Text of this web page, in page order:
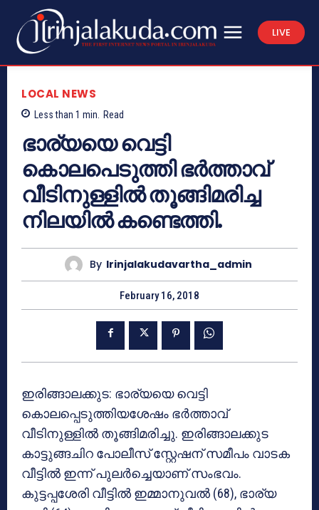
LIVE
LOCAL NEWS
Less than 1 min. Read
ഭാര്യയെ വെട്ടി
കൊലപെടുത്തി ഭര്‍ത്താവ്
വീടിനുള്ളില്‍ തൂങ്ങിമരിച്ച
നിലയില്‍ കണ്ടെത്തി.
By Irinjalakudavartha_admin
February 16, 2018
ഇരിങ്ങാലക്കുട: ഭാര്യയെ വെട്ടി
കൊലപ്പെടുത്തിയശേഷം ഭര്‍ത്താവ്
വീടിനുള്ളില്‍ തൂങ്ങിമരിച്ചു. ഇരിങ്ങാലക്കുട
കാട്ടുങ്ങചിറ പോലീസ് സ്റ്റേഷന് സമീപം വാടക
വീട്ടില്‍ ഇന്ന് പുലര്‍ച്ചെയാണ് സംഭവം.
കുട്ടപ്പശേരി വീട്ടില്‍ ഇമ്മാനുവല്‍ (68), ഭാര്യ